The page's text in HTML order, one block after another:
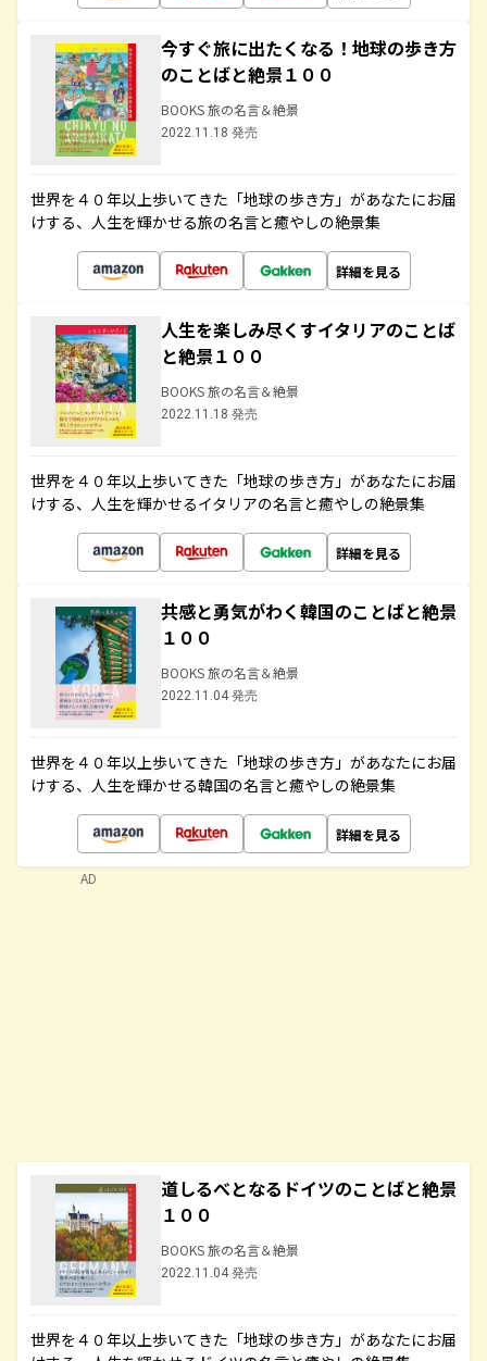
今すぐ旅に出たくなる！地球の歩き方
のことばと絶景１００
BOOKS 旅の名言＆絶景
2022.11.18 発売
世界を４０年以上歩いてきた「地球の歩き方」があなたにお届
けする、人生を輝かせる旅の名言と癒やしの絶景集
詳細を見る
人生を楽しみ尽くすイタリアのことば
と絶景１００
BOOKS 旅の名言＆絶景
2022.11.18 発売
世界を４０年以上歩いてきた「地球の歩き方」があなたにお届
けする、人生を輝かせるイタリアの名言と癒やしの絶景集
詳細を見る
共感と勇気がわく韓国のことばと絶景
１００
BOOKS 旅の名言＆絶景
2022.11.04 発売
世界を４０年以上歩いてきた「地球の歩き方」があなたにお届
けする、人生を輝かせる韓国の名言と癒やしの絶景集
詳細を見る
道しるべとなるドイツのことばと絶景
１００
BOOKS 旅の名言＆絶景
2022.11.04 発売
世界を４０年以上歩いてきた「地球の歩き方」があなたにお届
AD